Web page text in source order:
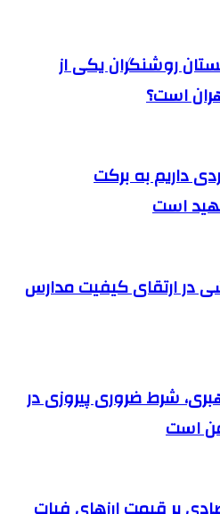
روشنگران یکی از
است؟
داریم به برکت
است
در ارتقای کیفیت مدارس
شرط ضروری پیروزی در
است